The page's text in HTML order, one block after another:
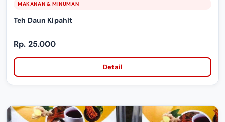
MAKANAN & MINUMAN
Teh Daun Kipahit
Rp. 25.000
Detail